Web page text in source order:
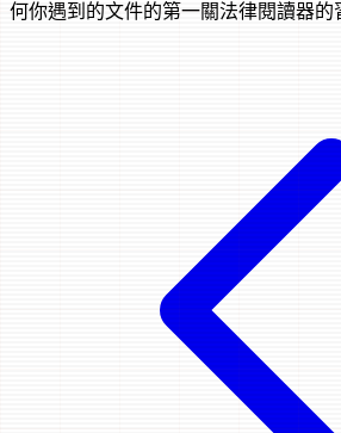
何你遇到的文件的第一關法律閱讀器的